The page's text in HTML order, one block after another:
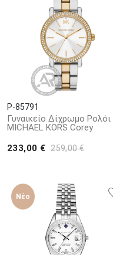
P-85791
Γυναικείο Δίχρωμο Ρολόι
MICHAEL KORS Corey
233,00 € 259,00 €
Νέο